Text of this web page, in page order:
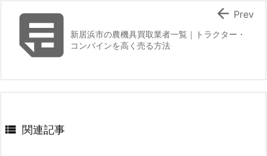
新居浜市の農機具買取業者一覧｜トラクター・
コンバインを高く売る方法
 Prev
 関連記事